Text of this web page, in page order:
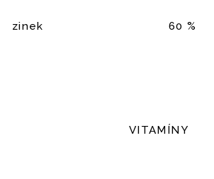
zinek 60 %
VITAMÍNY